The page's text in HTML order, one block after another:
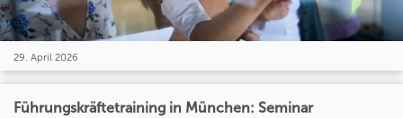
29. April 2026
Führungskräftetraining in München: Seminar